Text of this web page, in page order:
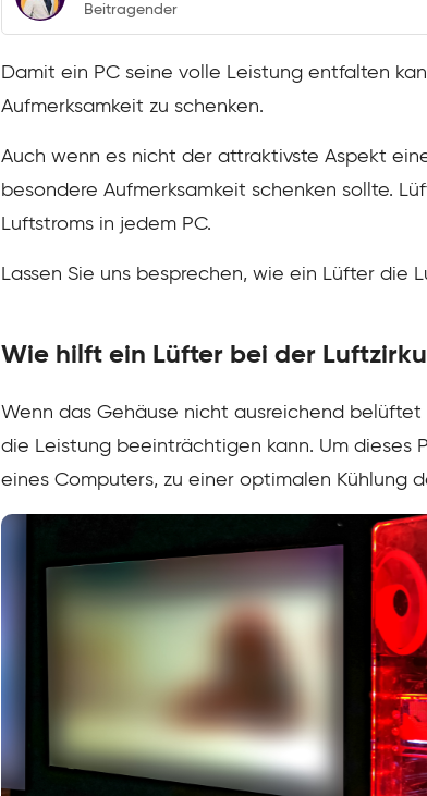
Beitragender
Damit ein PC seine volle Leistung entfalten
Aufmerksamkeit zu schenken.
Auch wenn es nicht der attraktivste Aspekt
besondere Aufmerksamkeit schenken sollte.
Luftstroms in jedem PC.
Lassen Sie uns besprechen, wie ein Lüfter die
Wie hilft ein Lüfter bei der
Wenn das Gehäuse nicht ausreichend belüftet
die Leistung beeinträchtigen kann. Um dieses
eines Computers, zu einer optimalen Kühlung